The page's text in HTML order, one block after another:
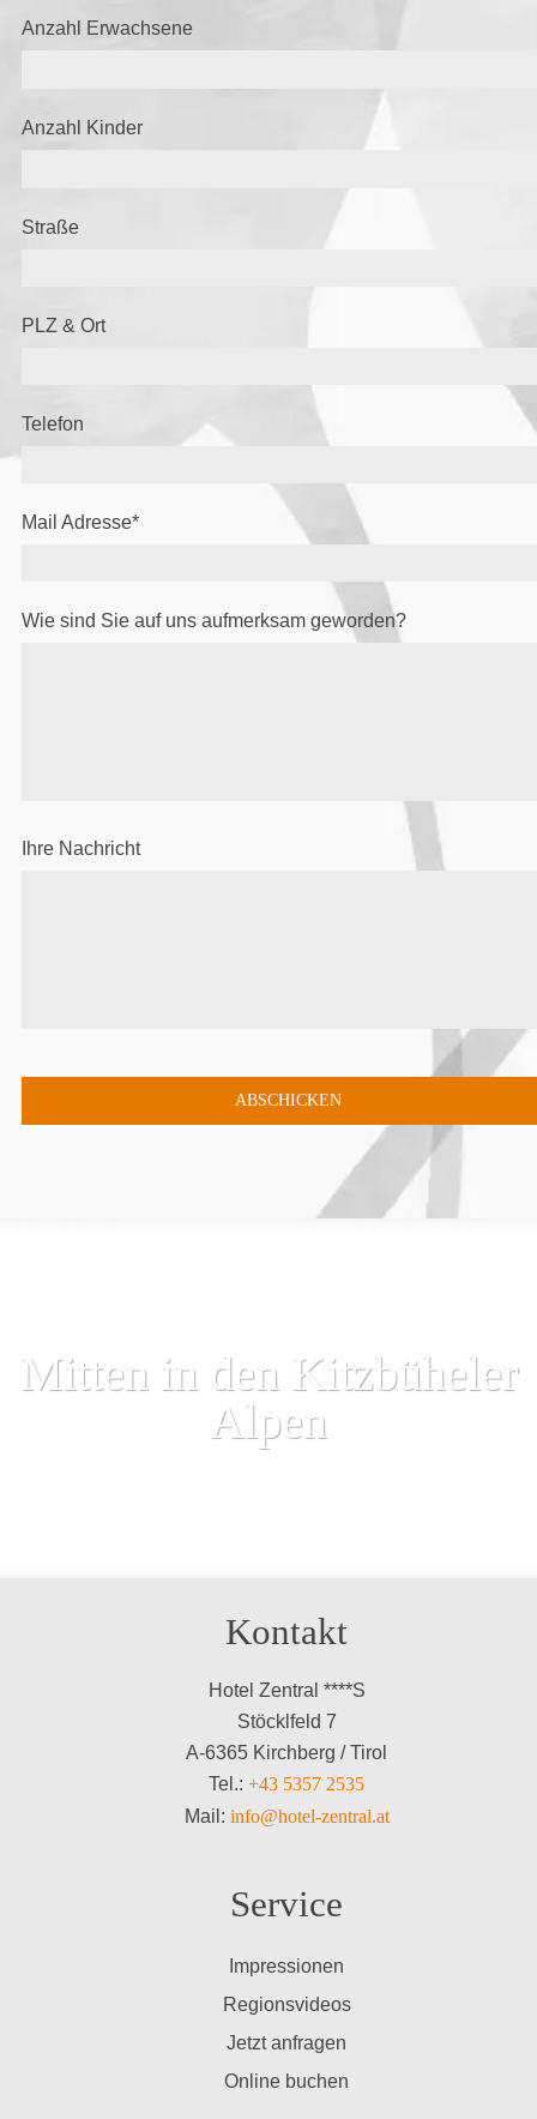
Anzahl Erwachsene
Anzahl Kinder
Straße
PLZ & Ort
Telefon
Mail Adresse*
Wie sind Sie auf uns aufmerksam geworden?
Ihre Nachricht
Mitten in den Kitzbüheler
Alpen
Kontakt
Hotel Zentral ****S
Stöcklfeld 7
A-6365 Kirchberg / Tirol
Tel.: +43 5357 2535
Mail: info@hotel-zentral.at
Service
Impressionen
Regionsvideos
Jetzt anfragen
Online buchen